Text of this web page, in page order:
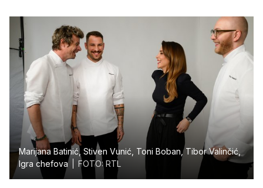
Marijana Batinić, Stiven Vunić, Toni Boban, Tibor Valinčić,
Igra chefova
FOTO: RTL